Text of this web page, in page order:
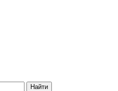
Найти